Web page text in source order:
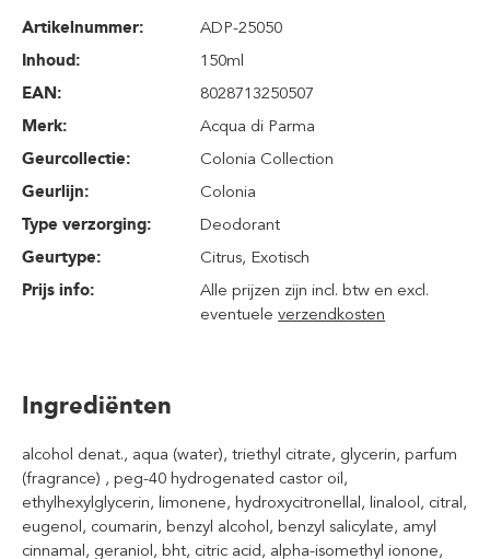
Artikelnummer:
ADP-25050
Inhoud:
150ml
EAN:
8028713250507
Merk:
Acqua di Parma
Geurcollectie:
Colonia Collection
Geurlijn:
Colonia
Type verzorging:
Deodorant
Geurtype:
Citrus, Exotisch
Prijs info:
Alle prijzen zijn incl. btw en excl.
eventueleverzendkosten
Ingrediënten
alcohol denat., aqua (water), triethyl citrate, glycerin, parfum
(fragrance) , peg-40 hydrogenated castor oil,
ethylhexylglycerin, limonene, hydroxycitronellal, linalool, citral,
eugenol, coumarin, benzyl alcohol, benzyl salicylate, amyl
cinnamal, geraniol, bht, citric acid, alpha-isomethyl ionone,